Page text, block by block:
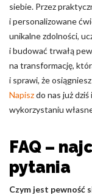
siebie. Przez
i personalizowane
unikalne zdolności,
i budować trwałą
na transformację,
i sprawi, że
Napiszdo nas już
wykorzystaniu
FAQ –
pytania
Czym jest pewność